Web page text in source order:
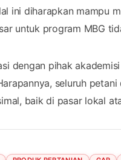
ini diharapkan mampu
untuk program MBG
dengan pihak
seluruh
baik di pasar lokal